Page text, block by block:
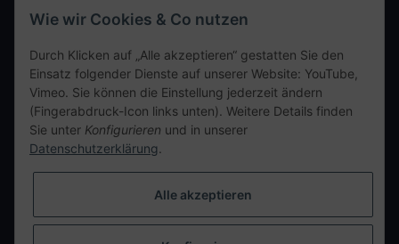
Kontaktdaten
tweet
teilen
Wie wir Cookies & Co nutzen
Durch Klicken auf „Alle akzeptieren“ gestatten Sie den
Einsatz folgender Dienste auf unserer Website: YouTube,
Vimeo. Sie können die Einstellung jederzeit ändern
(Fingerabdruck-Icon links unten). Weitere Details finden
Sie unter Konfigurieren und in unserer
Datenschutzerklärung.
Alle akzeptieren